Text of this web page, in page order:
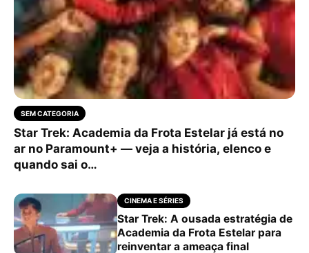
SEM CATEGORIA
Star Trek: Academia da Frota Estelar já está no
ar no Paramount+ — veja a história, elenco e
quando sai o…
CINEMA E SÉRIES
Star Trek: A ousada estratégia de
Academia da Frota Estelar para
reinventar a ameaça final